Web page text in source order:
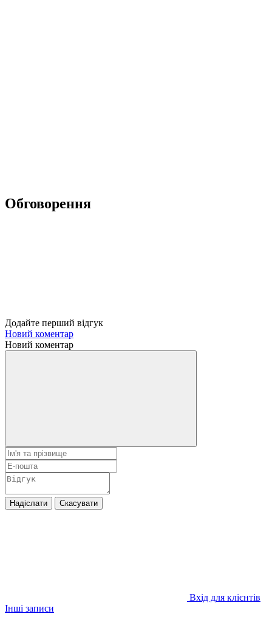
Обговорення
Додайте перший відгук
Новий коментар
Новий коментар
Надіслати Скасувати
Вхід для клієнтів
Інші записи